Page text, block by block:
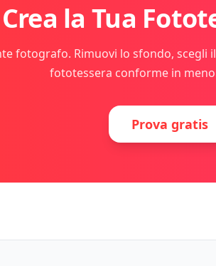
Crea la Tua
fotografo. Rimuovi lo sfondo, scegli
fototessera conforme in
Prova gratis